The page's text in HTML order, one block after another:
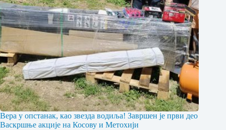
Вера у опстанак, као звезда водиља! Завршен је први део
Васкршње акције на Косову и Метохији